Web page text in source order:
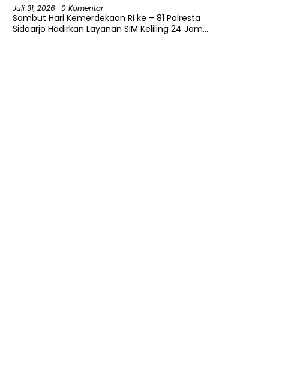
Juli 31, 2026 0 Komentar
Sambut Hari Kemerdekaan RI ke – 81 Polresta
Sidoarjo Hadirkan Layanan SIM Keliling 24 Jam